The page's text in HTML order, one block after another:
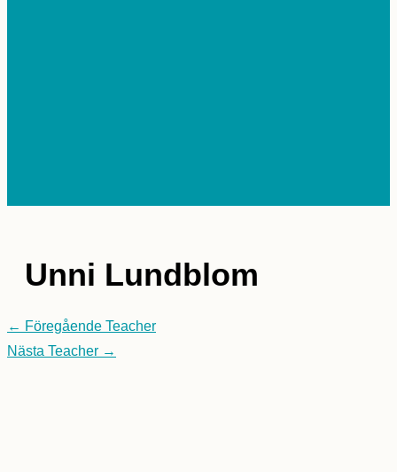
HUVUDMENY
Unni Lundblom
← Föregående Teacher
Nästa Teacher →